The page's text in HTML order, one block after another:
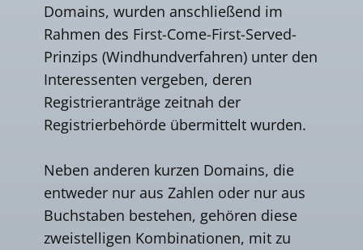
Domains, wurden anschließend im
Rahmen des First-Come-First-Served-
Prinzips (Windhundverfahren) unter den
Interessenten vergeben, deren
Registrieranträge zeitnah der
Registrierbehörde übermittelt wurden.
Neben anderen kurzen Domains, die
entweder nur aus Zahlen oder nur aus
Buchstaben bestehen, gehören diese
zweistelligen Kombinationen, mit zu